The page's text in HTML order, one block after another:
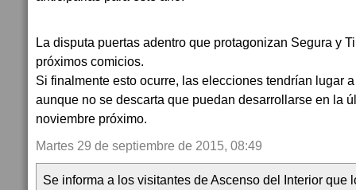
La disputa puertas adentro que protagonizan Segura y
próximos comicios.
Si finalmente esto ocurre, las elecciones tendrían lugar
aunque no se descarta que puedan desarrollarse en la
noviembre próximo.
Martes 29 de septiembre de 2015, 08:49
Se informa a los visitantes de Ascenso del Interior que